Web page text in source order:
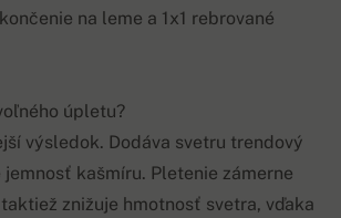
na leme a 1x1 rebrované
úpletu?
výsledok. Dodáva svetru trendový
jemnosť kašmíru. Pletenie zámerne
znižuje hmotnosť svetra, vďaka